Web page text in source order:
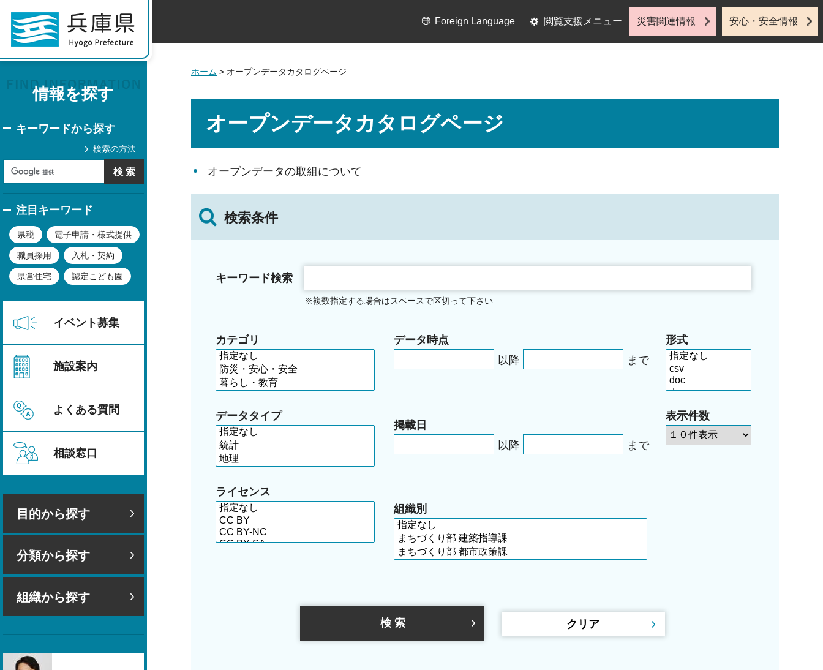
情報を探す
キーワードから探す
検索の方法
注目キーワード
県税 電子申請・様式提供
職員採用 入札・契約
県営住宅 認定こども園
イベント募集
施設案内
よくある質問
相談窓口
目的から探す
分類から探す
組織から探す
Foreign Language 閲覧支援メニュー 災害関連情報 安心・安全情報
ホーム > オープンデータカタログページ
オープンデータカタログページ
オープンデータの取組について
検索条件
キーワード検索
※複数指定する場合はスペースで区切って下さい
カテゴリ
データタイプ
ライセンス
データ時点
以降
まで
掲載日
以降
まで
形式
表示件数
組織別